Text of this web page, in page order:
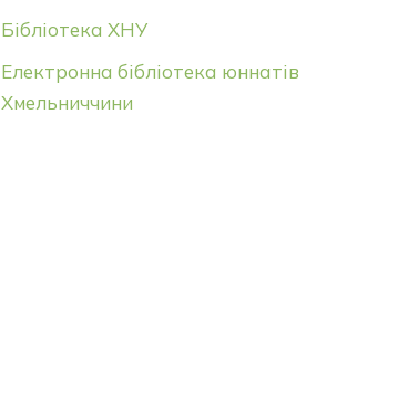
Бібліотека ХНУ
Електронна бібліотека юннатів
Хмельниччини